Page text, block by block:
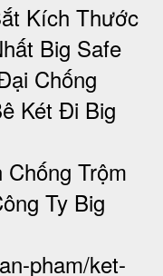
Kích Thước
Big Safe
Chống
Két Đi Big
Trộm
Ty Big
pham/ket-